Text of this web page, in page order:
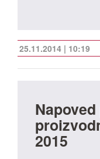
25.11.2014 | 10:19
2015